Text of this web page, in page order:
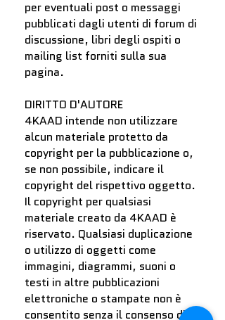
per eventuali post o messaggi
pubblicati dagli utenti di forum di
discussione, libri degli ospiti o
mailing list forniti sulla sua
pagina.
DIRITTO D'AUTORE
4KAAD intende non utilizzare
alcun materiale protetto da
copyright per la pubblicazione o,
se non possibile, indicare il
copyright del rispettivo oggetto.
Il copyright per qualsiasi
materiale creato da 4KAAD è
riservato. Qualsiasi duplicazione
o utilizzo di oggetti come
immagini, diagrammi, suoni o
testi in altre pubblicazioni
elettroniche o stampate non è
consentito senza il consenso di